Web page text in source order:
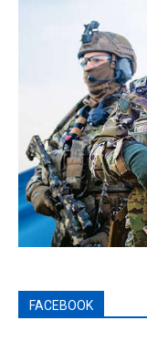
FACEBOOK